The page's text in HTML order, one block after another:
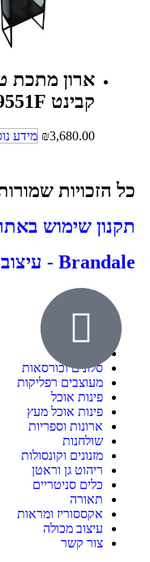
ארון מתכת
קבינט 9551F
₪3,680.00 מידע
כל הזכויות
תקנון שימוש באתר
Brandale - עיצוב ובניית אתרים
ילדים ונוער
סלונים וכורסאות
מעוצבים רפליקות
פינות אוכל
פינות אוכל מעץ
ארונות וספריות
שולחנות
מזנונים וקונסולות
ריהוט גן וראטן
כלים סניטריים
תאורה
אקססוריז ומראות
עיצוב מכולה
צור קשר